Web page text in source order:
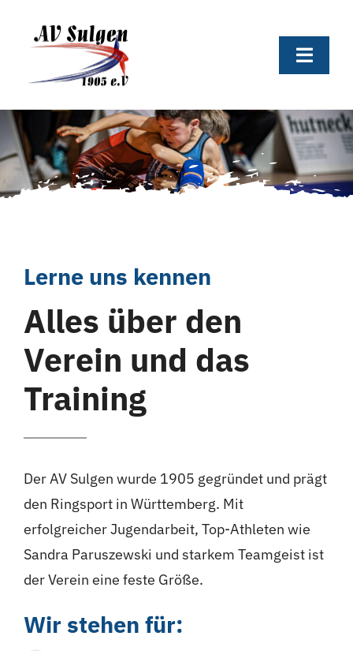
Toggle
Home
Verein
Termine
Tabelle
Lerne uns kennen
Alles über den
Verein und das
Training
Der AV Sulgen wurde 1905 gegründet und prägt
den Ringsport in Württemberg. Mit
erfolgreicher Jugendarbeit, Top-Athleten wie
Sandra Paruszewski und starkem Teamgeist ist
der Verein eine feste Größe.
Wir stehen für: